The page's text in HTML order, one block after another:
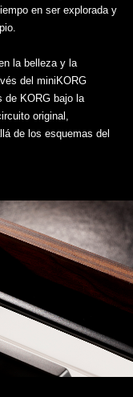
en ser explorada y
la belleza y la
del miniKORG
de KORG bajo la
original,
de los esquemas del